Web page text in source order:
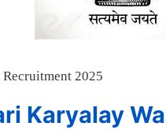
Karyalay